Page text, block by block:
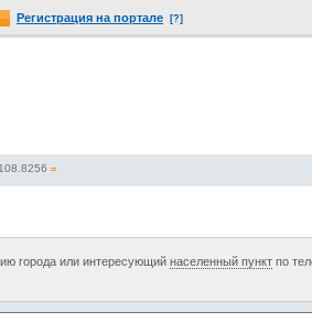
Регистрация на портале [?]
108.8256
города или интересующий населенный пункт по